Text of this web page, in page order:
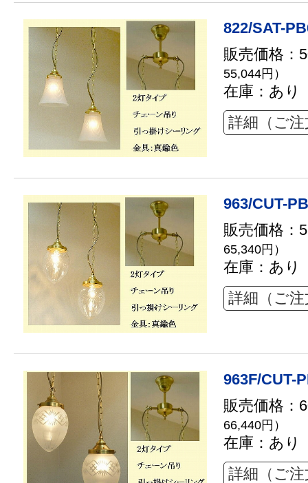
822/SAT-
販売価格：
55,044円）
在庫：あり
詳細（ご
963/CUT-
販売価格：
65,340円）
在庫：あり
詳細（ご
963F/CUT-
販売価格：
66,440円）
在庫：あり
詳細（ご